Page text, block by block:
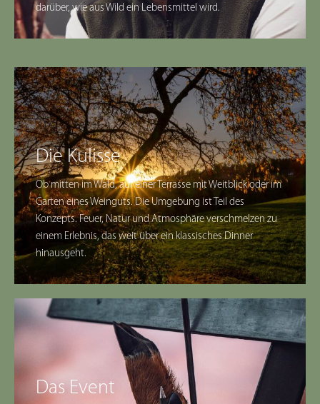
darüber, wie aus Wild ein Lebensmittel wird.
Die Kulisse
Ob mitten im Wald, auf einer Terrasse mit Weitblick oder im
Garten eines Weinguts. Die Umgebung ist Teil des
Konzepts. Feuer, Natur und Atmosphäre verschmelzen zu
einem Erlebnis, das weit über ein klassisches Dinner
hinausgeht.
Das Event